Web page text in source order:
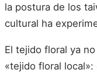
la postura de los
cultural ha
El tejido floral ya
«tejido floral